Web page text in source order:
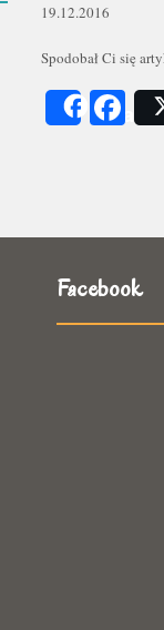
19.12.2016
Spodobał Ci się
Share
Facebook